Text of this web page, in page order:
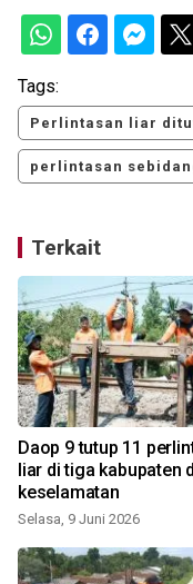
Tags:
Perlintasan liar
perlintasan
Terkait
Daop 9 tutup 11
liar di tiga kabupaten
keselamatan
Selasa, 9 Juni 2026